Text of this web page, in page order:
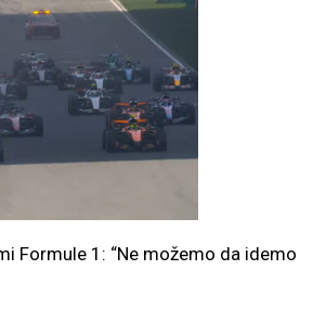
Formule 1: “Ne možemo da idemo